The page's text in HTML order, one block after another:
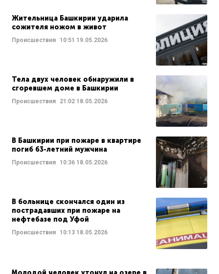
Жительница Башкирии ударила
сожителя ножом в живот
Происшествия 10:51 19.05.2026
Тела двух человек обнаружили в
сгоревшем доме в Башкирии
Происшествия 21:02 18.05.2026
В Башкирии при пожаре в квартире
погиб 63-летний мужчина
Происшествия 10:36 18.05.2026
В больнице скончался один из
пострадавших при пожаре на
нефтебазе под Уфой
Происшествия 10:13 18.05.2026